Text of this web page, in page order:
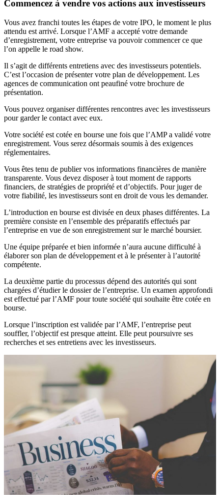
Commencez à vendre vos actions aux investisseurs
Vous avez franchi toutes les étapes de votre IPO, le moment le plus
attendu est arrivé. Lorsque l’AMF a accepté votre demande
d’enregistrement, votre entreprise va pouvoir commencer ce que
l’on appelle le road show.
Il s’agit de différents entretiens avec des investisseurs potentiels.
C’est l’occasion de présenter votre plan de développement. Les
agences de communication ont peaufiné votre brochure de
présentation.
Vous pouvez organiser différentes rencontres avec les investisseurs
pour garder le contact avec eux.
Votre société est cotée en bourse une fois que l’AMP a validé votre
enregistrement. Vous serez désormais soumis à des exigences
réglementaires.
Vous êtes tenu de publier vos informations financières de manière
transparente. Vous devez disposer à tout moment de rapports
financiers, de stratégies de propriété et d’objectifs. Pour juger de
votre fiabilité, les investisseurs sont en droit de vous les demander.
L’introduction en bourse est divisée en deux phases différentes. La
première consiste en l’ensemble des préparatifs effectués par
l’entreprise en vue de son enregistrement sur le marché boursier.
Une équipe préparée et bien informée n’aura aucune difficulté à
élaborer son plan de développement et à le présenter à l’autorité
compétente.
La deuxième partie du processus dépend des autorités qui sont
chargées d’étudier le dossier de l’entreprise. Un examen approfondi
est effectué par l’AMF pour toute société qui souhaite être cotée en
bourse.
Lorsque l’inscription est validée par l’AMF, l’entreprise peut
souffler, l’objectif est presque atteint. Elle peut poursuivre ses
recherches et ses entretiens avec les investisseurs.